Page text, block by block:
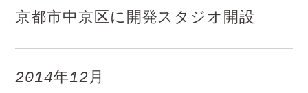
京都市中京区に開発スタジオ開設
2014年12月​